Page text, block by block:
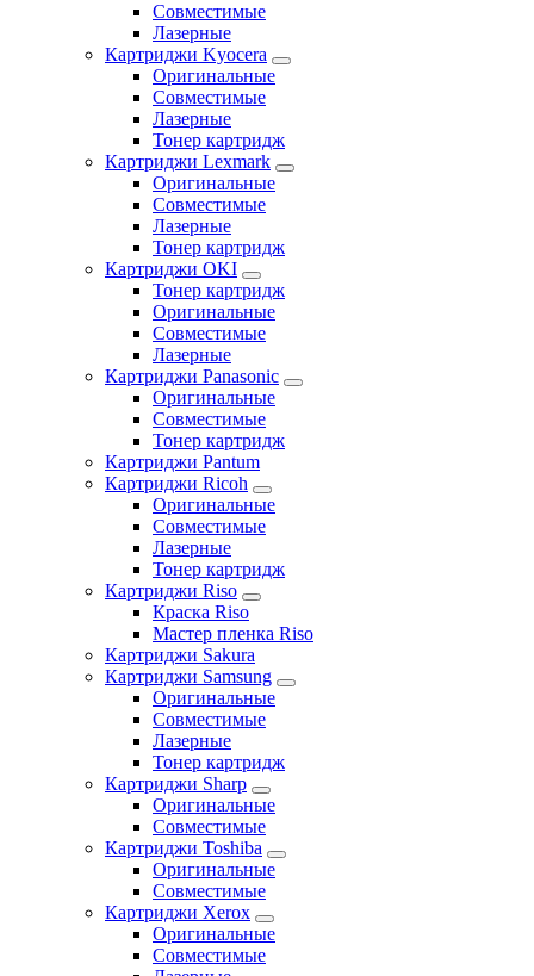
Совместимые
Лазерные
Картриджи Kyocera
Оригинальные
Совместимые
Лазерные
Тонер картридж
Картриджи Lexmark
Оригинальные
Совместимые
Лазерные
Тонер картридж
Картриджи OKI
Тонер картридж
Оригинальные
Совместимые
Лазерные
Картриджи Panasonic
Оригинальные
Совместимые
Тонер картридж
Картриджи Pantum
Картриджи Ricoh
Оригинальные
Совместимые
Лазерные
Тонер картридж
Картриджи Riso
Краска Riso
Мастер пленка Riso
Картриджи Sakura
Картриджи Samsung
Оригинальные
Совместимые
Лазерные
Тонер картридж
Картриджи Sharp
Оригинальные
Совместимые
Картриджи Toshiba
Оригинальные
Совместимые
Картриджи Xerox
Оригинальные
Совместимые